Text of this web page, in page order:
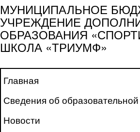
МУНИЦИПАЛЬНОЕ
УЧРЕЖДЕНИЕ
ОБРАЗОВАНИЯ
ШКОЛА «ТРИУМФ»
Главная
Сведения об
Новости